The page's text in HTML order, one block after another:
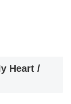
Heart /